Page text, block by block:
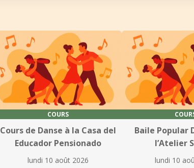
COURS
Cours de Danse à la Casa del
Educador Pensionado
lundi 10 août 2026
Baile Popular
l’Atelier
lundi 10